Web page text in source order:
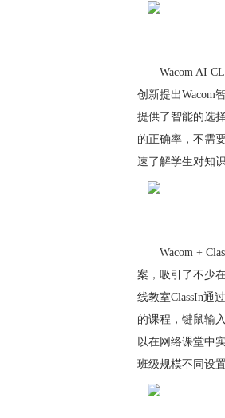
Wacom AI
创新提出Wacom
提供了智能的选
的正确率，不需
速了解学生对知
Wacom +
案，吸引了不少
线教室ClassIn通
的课程，键鼠输
以在网络课堂中
班级规模不同设